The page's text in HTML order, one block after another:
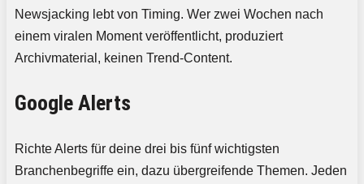
Newsjacking lebt von Timing. Wer zwei Wochen nach
einem viralen Moment veröffentlicht, produziert
Archivmaterial, keinen Trend-Content.
Google Alerts
Richte Alerts für deine drei bis fünf wichtigsten
Branchenbegriffe ein, dazu übergreifende Themen. Jeden